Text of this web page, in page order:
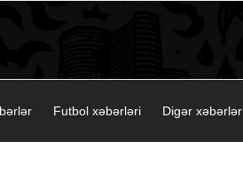
Futbol xəbərləri Digər xəbərlər